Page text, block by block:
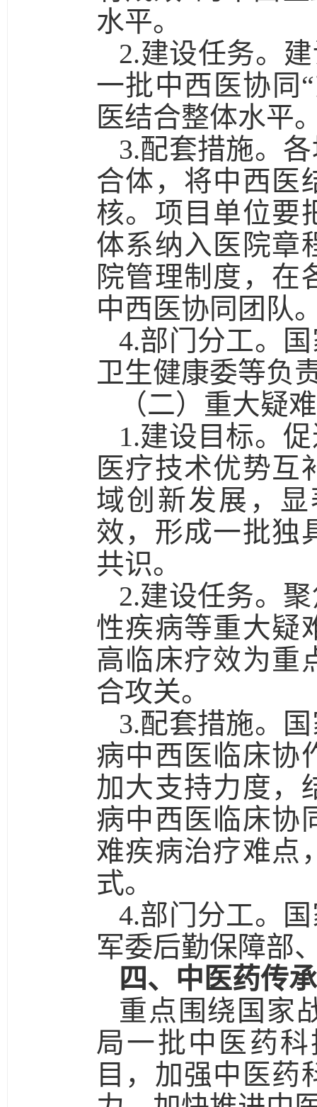
水平。
2.建设任务。
一批中西医协同
医结合整体水平
3.配套措施。
合体，将中西医
核。项目单位要
体系纳入医院章
院管理制度，在
中西医协同团队
4.部门分工。
卫生健康委等负
（二）重大疑
1.建设目标。
医疗技术优势互
域创新发展，
效，形成一批独
共识。
2.建设任务。
性疾病等重大疑
高临床疗效为重
合攻关。
3.配套措施。
病中西医临床协
加大支持力度，
病中西医临床协
难疾病治疗难点
式。
4.部门分工。
军委后勤保障部
四、中医药传
重点围绕国家
局一批中医药
目，加强中医药